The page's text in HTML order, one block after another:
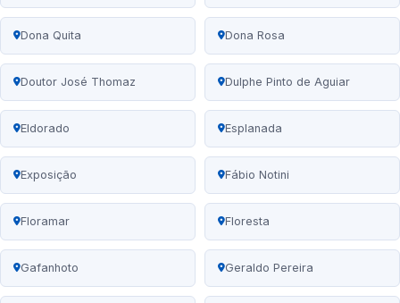
Dona Quita Dona Rosa
Doutor José Thomaz Dulphe Pinto de Aguiar
Eldorado Esplanada
Exposição Fábio Notini
Floramar Floresta
Gafanhoto Geraldo Pereira